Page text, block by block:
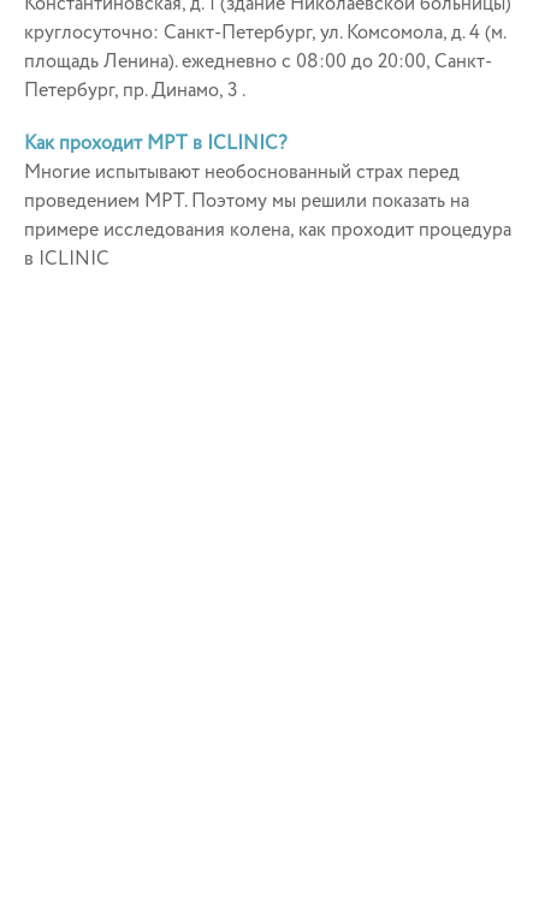
Константиновская, д. 1 (здание Николаевской больницы)
круглосуточно: Санкт-Петербург, ул. Комсомола, д. 4 (м.
площадь Ленина). ежедневно с 08:00 до 20:00, Санкт-
Петербург, пр. Динамо, 3 .
Как проходит МРТ в ICLINIC?
Многие испытывают необоснованный страх перед
проведением МРТ. Поэтому мы решили показать на
примере исследования колена, как проходит процедура
в ICLINIC